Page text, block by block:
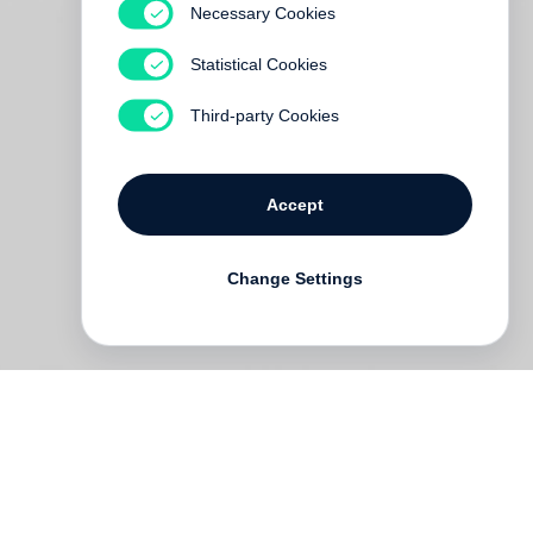
Necessary Cookies
Statistical Cookies
Third-party Cookies
Accept
Change Settings